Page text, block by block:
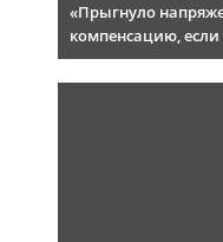
«Прыгнуло
компенсацию, если